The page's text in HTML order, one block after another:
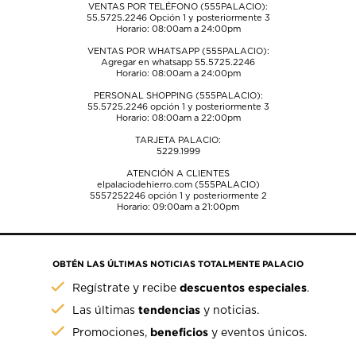
VENTAS POR TELÉFONO (555PALACIO):
55.5725.2246Opción 1 y posteriormente 3
Horario: 08:00am a 24:00pm
VENTAS POR WHATSAPP (555PALACIO):
Agregar en whatsapp 55.5725.2246
Horario: 08:00am a 24:00pm
PERSONAL SHOPPING (555PALACIO):
55.5725.2246opción 1 y posteriormente 3
Horario: 08:00am a 22:00pm
TARJETA PALACIO:
5229.1999
ATENCIÓN A CLIENTES
elpalaciodehierro.com (555PALACIO)
5557252246opción 1 y posteriormente 2
Horario: 09:00am a 21:00pm
OBTÉN LAS ÚLTIMAS NOTICIAS TOTALMENTE PALACIO
Regístrate y recibedescuentos especiales.
Las últimastendencias y noticias.
Promociones, beneficios y eventos únicos.